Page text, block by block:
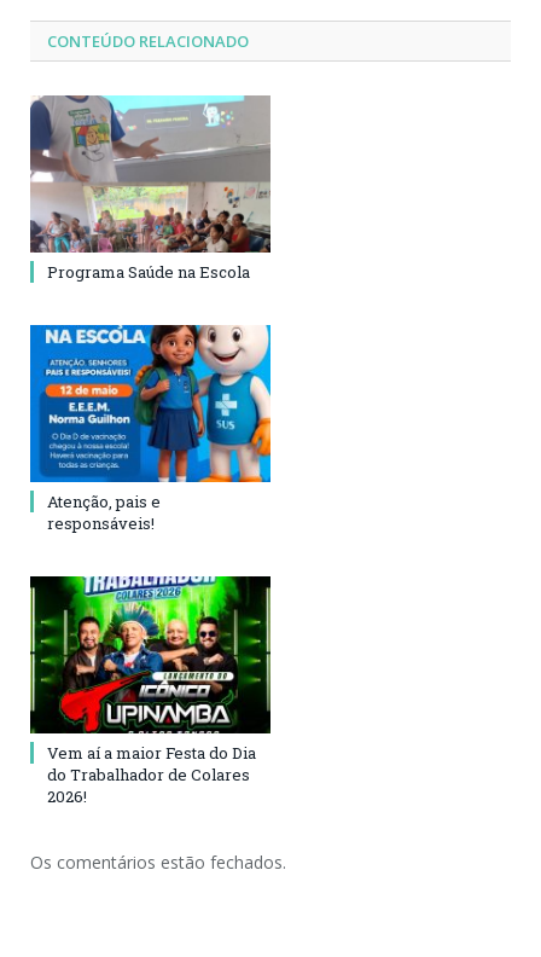
CONTEÚDO RELACIONADO
Programa Saúde na Escola
Atenção, pais e
responsáveis!
Vem aí a maior Festa do Dia
do Trabalhador de Colares
2026!
Os comentários estão fechados.